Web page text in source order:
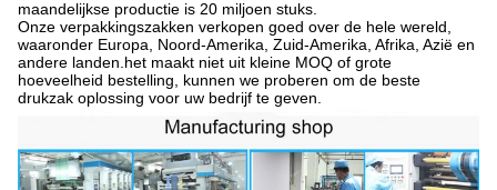
maandelijkse productie is 20 miljoen stuks.
Onze verpakkingszakken verkopen goed over de hele wereld,
waaronder Europa, Noord-Amerika, Zuid-Amerika, Afrika, Azië en
andere landen.het maakt niet uit kleine MOQ of grote
hoeveelheid bestelling, kunnen we proberen om de beste
drukzak oplossing voor uw bedrijf te geven.